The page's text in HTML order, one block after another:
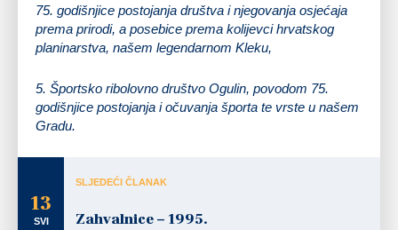
75. godišnjice postojanja društva i njegovanja osjećaja
prema prirodi, a posebice prema kolijevci hrvatskog
planinarstva, našem legendarnom Kleku,
5. Športsko ribolovno društvo Ogulin, povodom 75.
godišnjice postojanja i očuvanja športa te vrste u našem
Gradu.
13
SVI
SLJEDEĆI ČLANAK
Zahvalnice – 1995.